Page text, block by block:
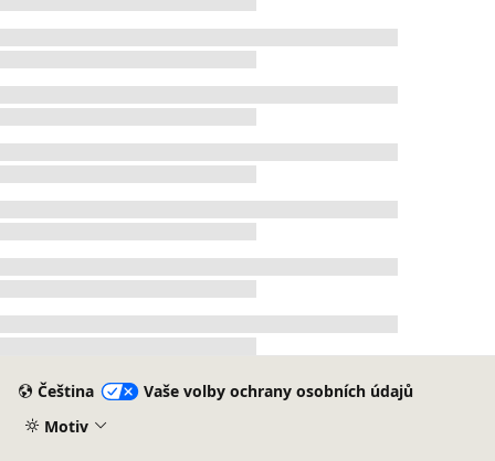
Načítání...
Načítání...
Načítání...
Načítání...
Načítání...
Načítání...
Čeština
Vaše volby ochrany osobních údajů
Motiv